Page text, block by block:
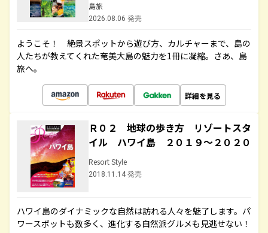
島旅
2026.08.06 発売
ようこそ！ 絶景スポットから遊び方、カルチャーまで、島の
人たちが教えてくれた奄美大島の魅力を1冊に凝縮。さあ、島
旅へ。
詳細を見る
Ｒ０２ 地球の歩き方 リゾートスタ
イル ハワイ島 ２０１９～２０２０
Resort Style
2018.11.14 発売
ハワイ島のダイナミックな自然は訪れる人々を魅了します。パ
ワースポットも数多く、進化する自然派グルメも見逃せない！